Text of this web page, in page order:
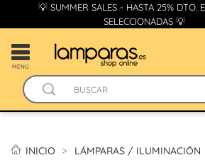
💡 SUMMER SALES - HASTA 25% DTO.
SELECCIONADAS 💡
MENÚ
INICIO LÁMPARAS / ILUMINACIÓN